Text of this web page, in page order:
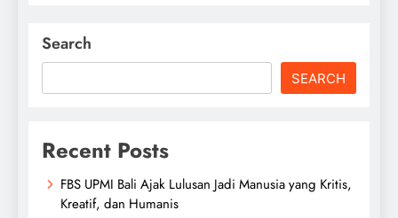
Search
SEARCH
Recent Posts
FBS UPMI Bali Ajak Lulusan Jadi Manusia yang Kritis,
Kreatif, dan Humanis